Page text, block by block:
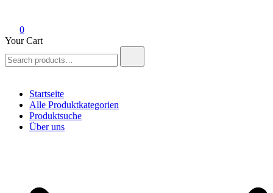
0
Your Cart
for:
Startseite
Alle Produktkategorien
Produktsuche
Über uns